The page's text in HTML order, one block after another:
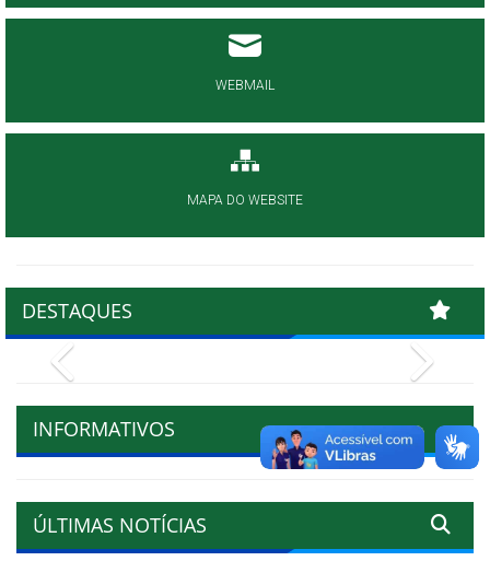
WEBMAIL
MAPA DO WEBSITE
DESTAQUES
INFORMATIVOS
ÚLTIMAS NOTÍCIAS